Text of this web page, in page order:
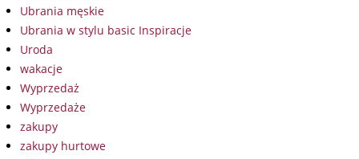
Ubrania męskie
Ubrania w stylu basic Inspiracje
Uroda
wakacje
Wyprzedaż
Wyprzedaże
zakupy
zakupy hurtowe